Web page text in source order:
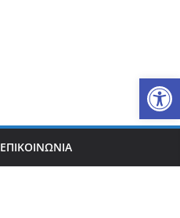
ΕΠΙΚΟΙΝΩΝΊΑ